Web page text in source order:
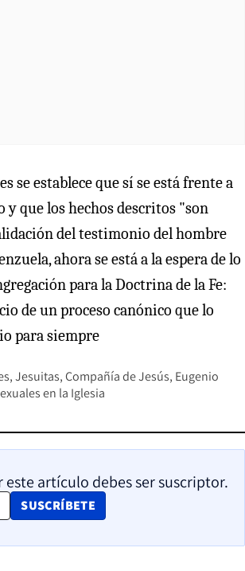
se establece que sí se está frente a
y que los hechos descritos "son
del testimonio del hombre
ahora se está a la espera de lo
para la Doctrina de la Fe:
de un proceso canónico que lo
para siempre
Jesuitas Compañía de Jesús Eugenio
en la Iglesia
este artículo debes ser suscriptor.
SUSCRÍBETE
OPENS IN NEW WINDOW